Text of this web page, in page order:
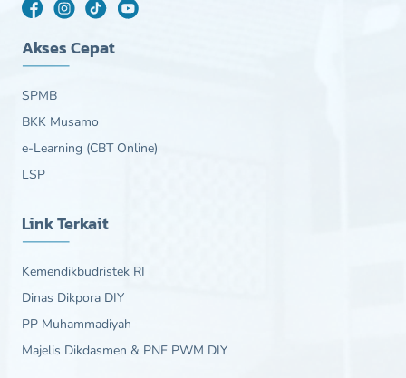
Akses Cepat
SPMB
BKK Musamo
e-Learning (CBT Online)
LSP
Link Terkait
Kemendikbudristek RI
Dinas Dikpora DIY
PP Muhammadiyah
Majelis Dikdasmen & PNF PWM DIY